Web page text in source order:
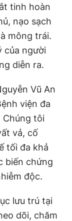
tinh hoàn
nạo sạch
mông trái.
của người
diễn ra.
Vũ An
viện đa
Chúng tôi
vả, cố
tối đa khả
biến chứng
độc.
lưu trú tại
dõi, chăm